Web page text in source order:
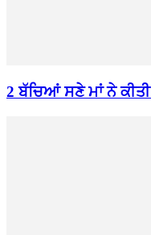
2 ਬੱਚਿਆਂ ਸਣੇ ਮਾਂ ਨੇ